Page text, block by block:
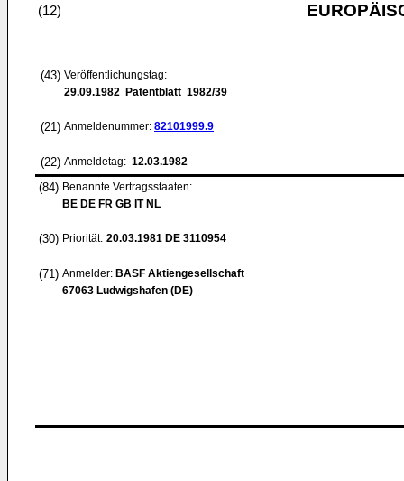
(12)
(43) Veröffentlichungstag:
29.09.1982 Patentblatt 1982/39
(21) Anmeldenummer: 82101999.9
(22) Anmeldetag: 12.03.1982
(84) Benannte Vertragsstaaten:
BE DE FR GB IT NL
(30) Priorität: 20.03.1981 DE 3110954
(71) Anmelder: BASF Aktiengesellschaft
67063 Ludwigshafen (DE)